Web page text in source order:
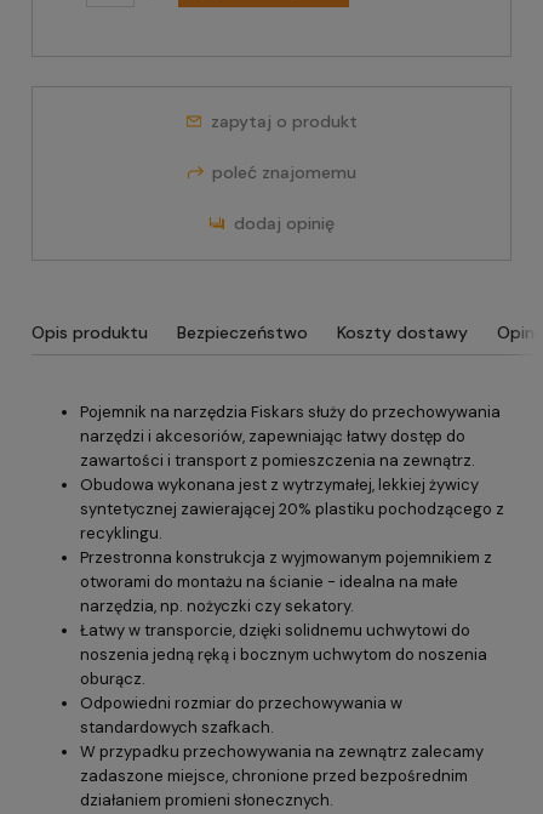
zapytaj o produkt
poleć znajomemu
dodaj opinię
Opis produktu Bezpieczeństwo Koszty dostawy
Pojemnik na narzędzia Fiskars służy do przechowywania
narzędzi i akcesoriów, zapewniając łatwy dostęp do
zawartości i transport z pomieszczenia na zewnątrz.
Obudowa wykonana jest z wytrzymałej, lekkiej żywicy
syntetycznej zawierającej 20% plastiku pochodzącego z
recyklingu.
Przestronna konstrukcja z wyjmowanym pojemnikiem z
otworami do montażu na ścianie - idealna na małe
narzędzia, np. nożyczki czy sekatory.
Łatwy w transporcie, dzięki solidnemu uchwytowi do
noszenia jedną ręką i bocznym uchwytom do noszenia
oburącz.
Odpowiedni rozmiar do przechowywania w
standardowych szafkach.
W przypadku przechowywania na zewnątrz zalecamy
zadaszone miejsce, chronione przed bezpośrednim
działaniem promieni słonecznych.